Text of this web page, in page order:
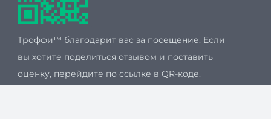
Троффи™ благодарит вас за посещение. Если
вы хотите поделиться отзывом и поставить
оценку, перейдите по ссылке в QR-коде.